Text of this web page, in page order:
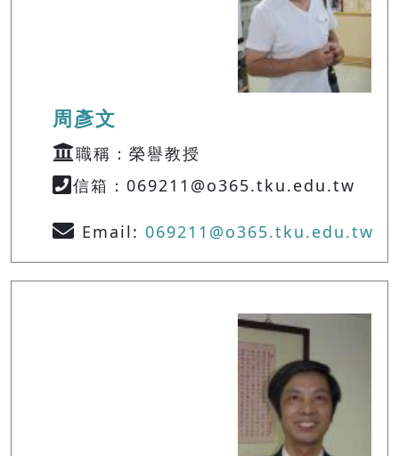
周彥文
職稱：榮譽教授
信箱：069211@o365.tku.edu.tw
Email: 069211@o365.tku.edu.tw